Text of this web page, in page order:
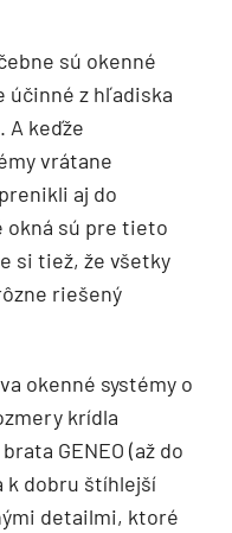
sú okenné
účinné z hľadiska
A keďže
vrátane
aj do
okná sú pre tieto
si tiež, že všetky
riešený
okenné systémy o
krídla
GENEO (až do
k dobru štíhlejší
detailmi, ktoré